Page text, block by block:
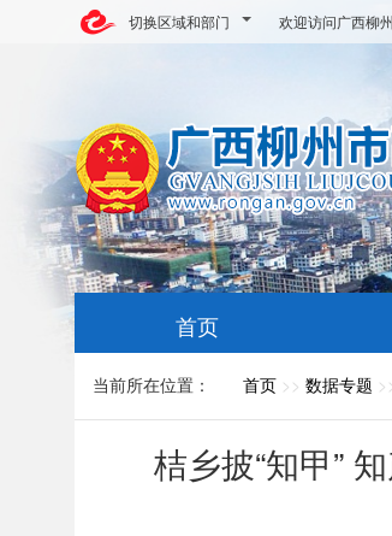
切换区域和部门 欢迎访问广西柳
首页
当前所在位置： 首页 >> 数据专题
桔乡披“知甲”